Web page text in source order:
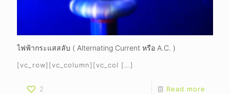
ไฟฟ้ากระแสสลับ ( Alternating Current หรือ A.C. )
[vc_row][vc_column][vc_col […]
2 Read more